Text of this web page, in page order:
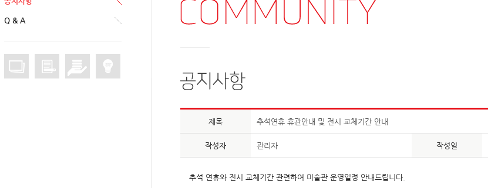
Q & A
제목 추석연휴 휴관안내 및 전시 교체기간 안내
작성자 관리자 작성일
추석 연휴와 전시 교체기간 관련하여 미술관 운영일정 안내드립니다.